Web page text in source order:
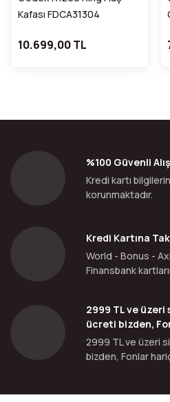
Kafası FDCA31304
10.699,00 TL
%100 Güvenli
Kredi kartı
korunmaktadır.
Kredi Kartına
World - Bonus -
Finansbank
2999 TL ve
ücreti bizden,
2999 TL ve üzeri
bizden, Fonlar